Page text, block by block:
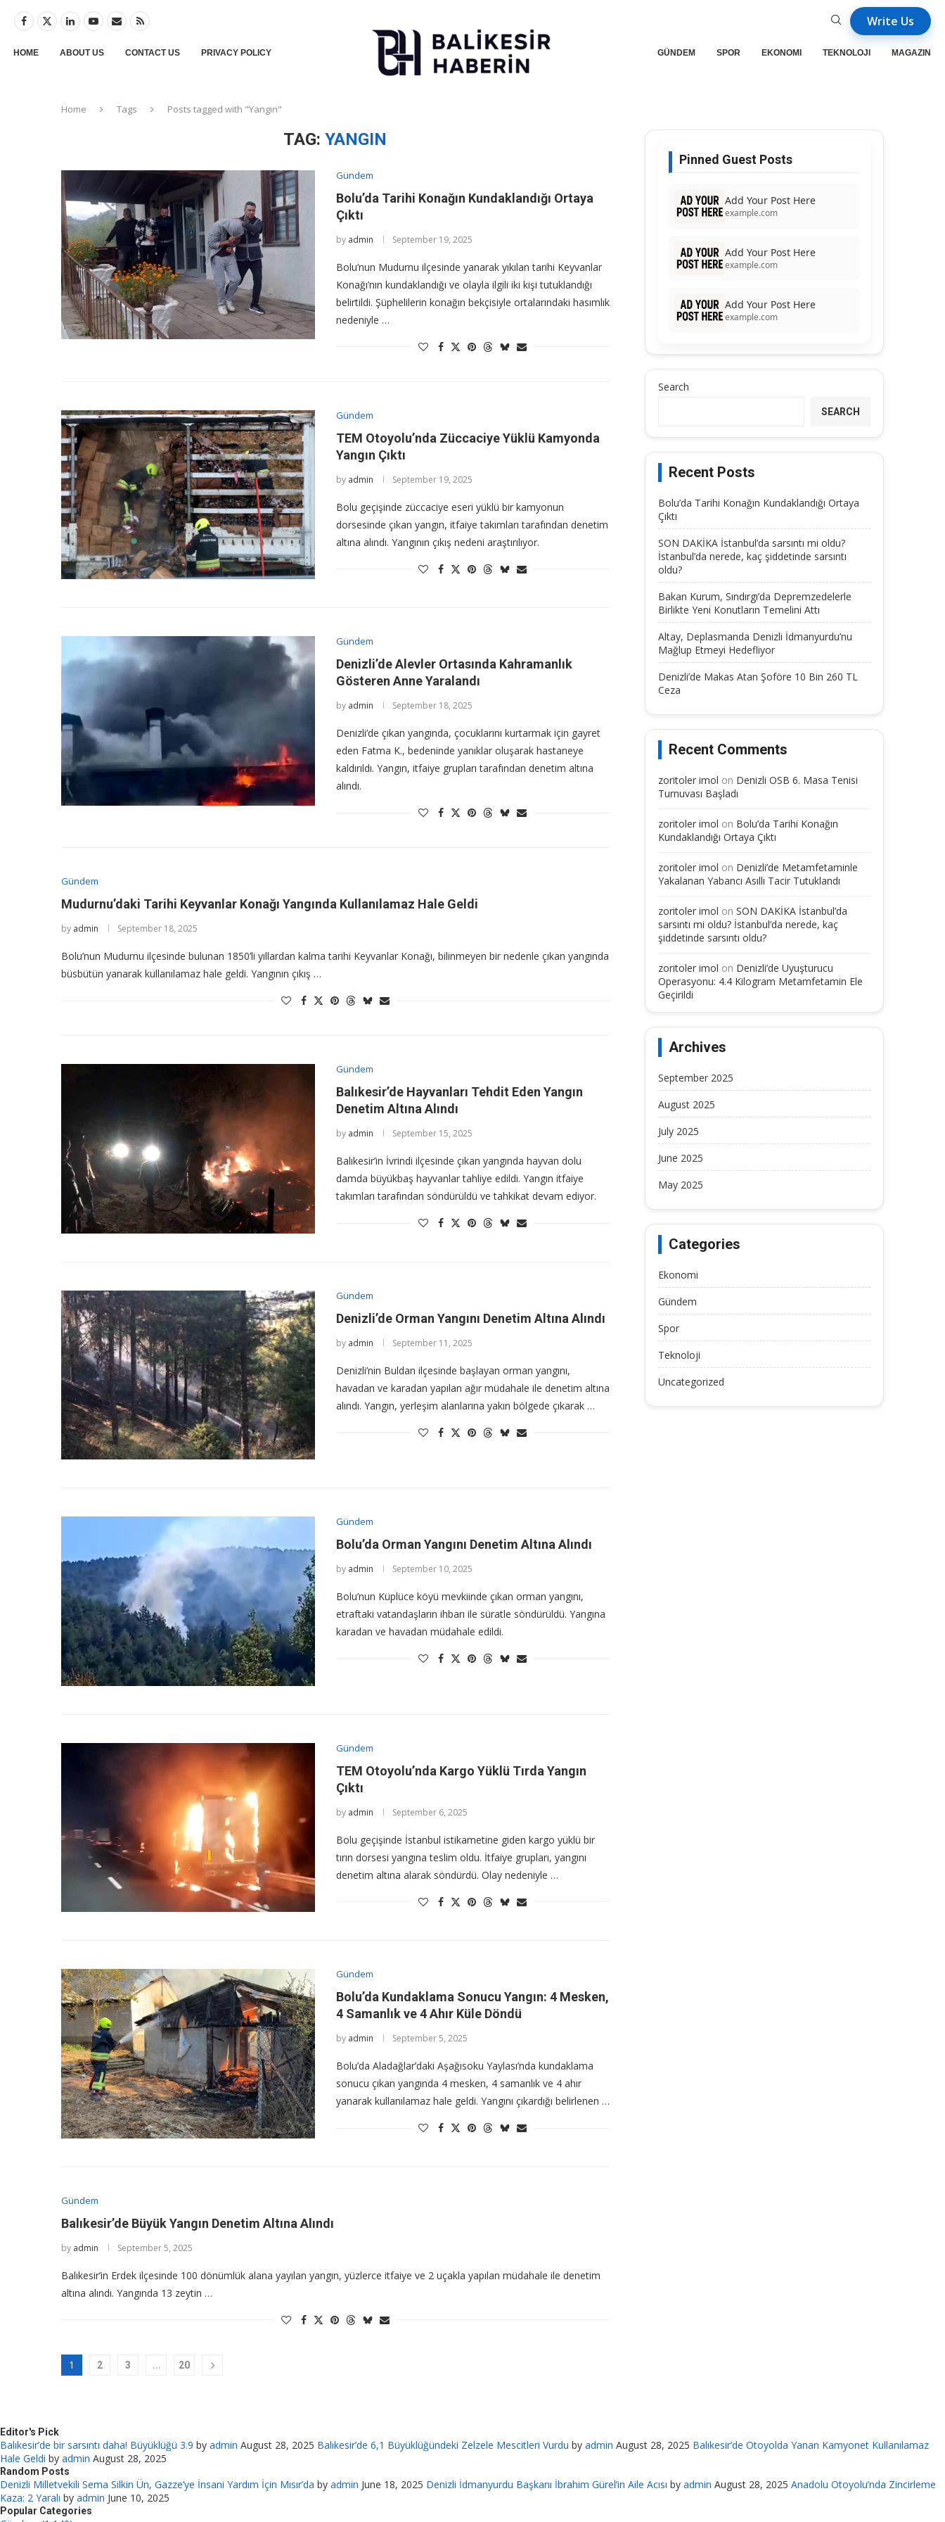
Write Us
HOME ABOUT US CONTACT US PRIVACY POLICY GÜNDEM SPOR EKONOMI TEKNOLOJI MAGAZIN
Home Tags Posts tagged with "Yangın"
TAG:YANGIN
Gündem
Bolu’da Tarihi Konağın Kundaklandığı Ortaya
Çıktı
by admin September 19, 2025
Bolu’nun Mudurnu ilçesinde yanarak yıkılan tarihi Keyvanlar
Konağı’nın kundaklandığı ve olayla ilgili iki kişi tutuklandığı
belirtildi. Şüphelilerin konağın bekçisiyle ortalarındaki hasımlık
nedeniyle …
Gündem
TEM Otoyolu’nda Züccaciye Yüklü Kamyonda
Yangın Çıktı
by admin September 19, 2025
Bolu geçişinde züccaciye eseri yüklü bir kamyonun
dorsesinde çıkan yangın, itfaiye takımları tarafından denetim
altına alındı. Yangının çıkış nedeni araştırılıyor.
Gündem
Denizli’de Alevler Ortasında Kahramanlık
Gösteren Anne Yaralandı
by admin September 18, 2025
Denizli’de çıkan yangında, çocuklarını kurtarmak için gayret
eden Fatma K., bedeninde yanıklar oluşarak hastaneye
kaldırıldı. Yangın, itfaiye grupları tarafından denetim altına
alındı.
Gündem
Mudurnu’daki Tarihi Keyvanlar Konağı Yangında Kullanılamaz Hale Geldi
by admin September 18, 2025
Bolu’nun Mudurnu ilçesinde bulunan 1850’li yıllardan kalma tarihi Keyvanlar Konağı, bilinmeyen bir nedenle çıkan yangında
büsbütün yanarak kullanılamaz hale geldi. Yangının çıkış …
Gündem
Balıkesir’de Hayvanları Tehdit Eden Yangın
Denetim Altına Alındı
by admin September 15, 2025
Balıkesir’in İvrindi ilçesinde çıkan yangında hayvan dolu
damda büyükbaş hayvanlar tahliye edildi. Yangın itfaiye
takımları tarafından söndürüldü ve tahkikat devam ediyor.
Gündem
Denizli’de Orman Yangını Denetim Altına Alındı
by admin September 11, 2025
Denizli’nin Buldan ilçesinde başlayan orman yangını,
havadan ve karadan yapılan ağır müdahale ile denetim altına
alındı. Yangın, yerleşim alanlarına yakın bölgede çıkarak …
Gündem
Bolu’da Orman Yangını Denetim Altına Alındı
by admin September 10, 2025
Bolu’nun Küplüce köyü mevkiinde çıkan orman yangını,
etraftaki vatandaşların ihbarı ile süratle söndürüldü. Yangına
karadan ve havadan müdahale edildi.
Gündem
TEM Otoyolu’nda Kargo Yüklü Tırda Yangın
Çıktı
by admin September 6, 2025
Bolu geçişinde İstanbul istikametine giden kargo yüklü bir
tırın dorsesi yangına teslim oldu. İtfaiye grupları, yangını
denetim altına alarak söndürdü. Olay nedeniyle …
Gündem
Bolu’da Kundaklama Sonucu Yangın: 4 Mesken,
4 Samanlık ve 4 Ahır Küle Döndü
by admin September 5, 2025
Bolu’da Aladağlar’daki Aşağısoku Yaylası’nda kundaklama
sonucu çıkan yangında 4 mesken, 4 samanlık ve 4 ahır
yanarak kullanılamaz hale geldi. Yangını çıkardığı belirlenen …
Gündem
Balıkesir’de Büyük Yangın Denetim Altına Alındı
by admin September 5, 2025
Balıkesir’in Erdek ilçesinde 100 dönümlük alana yayılan yangın, yüzlerce itfaiye ve 2 uçakla yapılan müdahale ile denetim
altına alındı. Yangında 13 zeytin …
1 2 3 … 20
Pinned Guest Posts
Add Your Post Here
example.com
Add Your Post Here
example.com
Add Your Post Here
example.com
Search
SEARCH
Recent Posts
Bolu’da Tarihi Konağın Kundaklandığı Ortaya
Çıktı
SON DAKİKA İstanbul’da sarsıntı mi oldu?
İstanbul’da nerede, kaç şiddetinde sarsıntı
oldu?
Bakan Kurum, Sındırgı’da Depremzedelerle
Birlikte Yeni Konutların Temelini Attı
Altay, Deplasmanda Denizli İdmanyurdu’nu
Mağlup Etmeyi Hedefliyor
Denizli’de Makas Atan Şoföre 10 Bin 260 TL
Ceza
Recent Comments
zoritoler imol on Denizli OSB 6. Masa Tenisi
Turnuvası Başladı
zoritoler imol on Bolu’da Tarihi Konağın
Kundaklandığı Ortaya Çıktı
zoritoler imol on Denizli’de Metamfetaminle
Yakalanan Yabancı Asıllı Tacir Tutuklandı
zoritoler imol on SON DAKİKA İstanbul’da
sarsıntı mi oldu? İstanbul’da nerede, kaç
şiddetinde sarsıntı oldu?
zoritoler imol on Denizli’de Uyuşturucu
Operasyonu: 4.4 Kilogram Metamfetamin Ele
Geçirildi
Archives
September 2025
August 2025
July 2025
June 2025
May 2025
Categories
Ekonomi
Gündem
Spor
Teknoloji
Uncategorized
Editor's Pick
Balıkesir’de bir sarsıntı daha! Büyüklüğü 3.9 by admin August 28, 2025 Balıkesir’de 6,1 Büyüklüğündeki Zelzele Mescitleri Vurdu by admin August 28, 2025 Balıkesir’de Otoyolda Yanan Kamyonet Kullanılamaz
Hale Geldi by admin August 28, 2025
Random Posts
Denizli Milletvekili Sema Silkin Ün, Gazze’ye İnsani Yardım İçin Mısır’da by admin June 18, 2025 Denizli İdmanyurdu Başkanı İbrahim Gürel’in Aile Acısı by admin August 28, 2025 Anadolu Otoyolu’nda Zincirleme
Kaza: 2 Yaralı by admin June 10, 2025
Popular Categories